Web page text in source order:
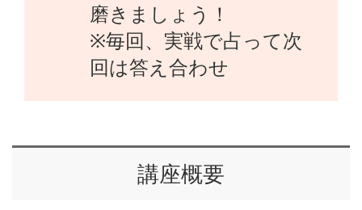
磨きましょう！
※毎回、実戦で占って次
回は答え合わせ
講座概要